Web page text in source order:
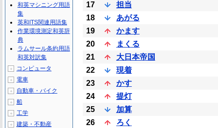
17
担当
18
あがる
19
かます
20
まくる
21
大日本帝国
22
現着
23
かす
24
提灯
25
加算
26
ろく
和英マシニング用語
集
英和ITS関連用語集
作業環境測定和英辞
典
ラムサール条約用語
和英対訳集
＋ コンピュータ
＋ 電車
＋ 自動車・バイク
＋ 船
＋ 工学
＋ 建築・不動産